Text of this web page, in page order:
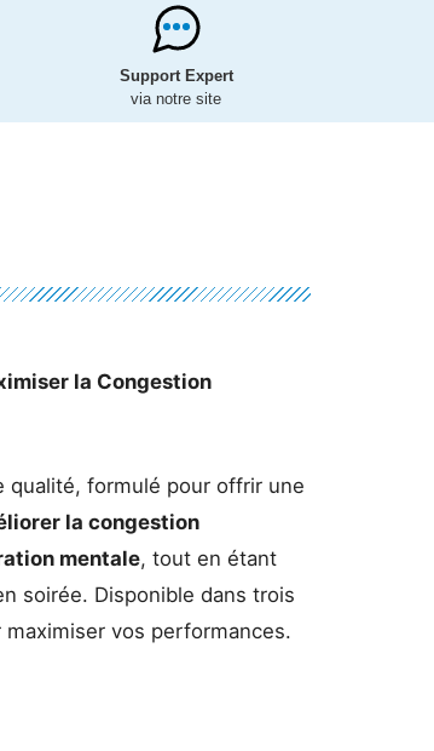
Support Expert
via notre site
la Congestion
formulé pour offrir une
la congestion
mentale, tout en étant
soirée. Disponible dans trois
vos performances.